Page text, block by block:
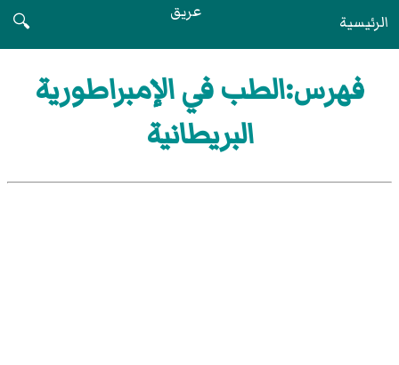
الرئيسية عريق
🔍
فهرس:الطب في الإمبراطورية
البريطانية